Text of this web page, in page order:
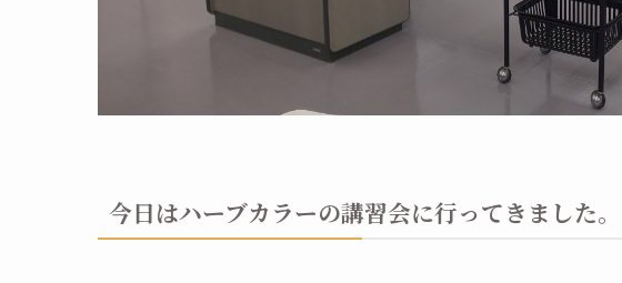
今日はハーブカラーの講習会に行ってきました。